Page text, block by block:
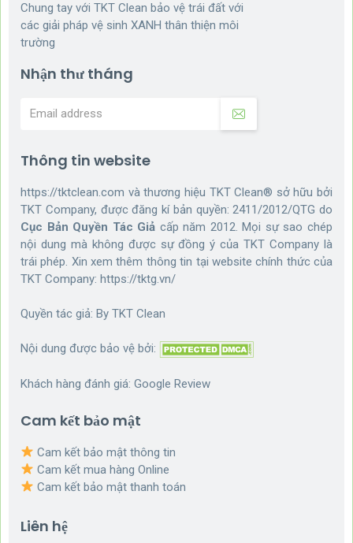
Chung tay với TKT Clean bảo vệ trái đất với
các giải pháp vệ sinh XANH thân thiện môi
trường
Nhận thư tháng
Thông tin website
https://tktclean.com và thương hiệu TKT Clean® sở hữu bởi
TKT Company, được đăng kí bản quyền: 2411/2012/QTG do
Cục Bản Quyền Tác Giả cấp năm 2012. Mọi sự sao chép
nội dung mà không được sự đồng ý của TKT Company là
trái phép. Xin xem thêm thông tin tại website chính thức của
TKT Company: https://tktg.vn/
Quyền tác giả: By TKT Clean
Nội dung được bảo vệ bởi:
Khách hàng đánh giá: Google Review
Cam kết bảo mật
Cam kết bảo mật thông tin
Cam kết mua hàng Online
Cam kết bảo mật thanh toán
Liên hệ